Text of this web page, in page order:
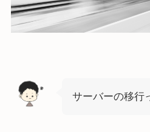
サーバーの移行